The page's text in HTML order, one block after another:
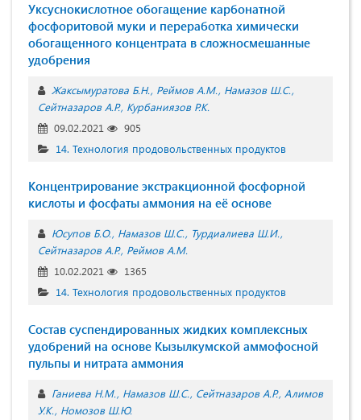
Уксуснокислотное обогащение карбонатной
фосфоритовой муки и переработка химически
обогащенного концентрата в сложносмешанные
удобрения
Жаксымуратова Б.Н. Реймов А.М. Намазов Ш.С.
Сейтназаров А.Р. Курбаниязов Р.К.
09.02.2021
905
14. Технология продовольственных продуктов
Концентрирование экстракционной фосфорной
кислоты и фосфаты аммония на её основе
Юсупов Б.О. Намазов Ш.С. Турдиалиева Ш.И.
Сейтназаров А.Р. Реймов А.М.
10.02.2021
1365
14. Технология продовольственных продуктов
Состав суспендированных жидких комплексных
удобрений на основе Кызылкумской аммофосной
пульпы и нитрата аммония
Ганиева Н.М. Намазов Ш.С. Сейтназаров А.Р. Алимов
У.К. Номозов Ш.Ю.